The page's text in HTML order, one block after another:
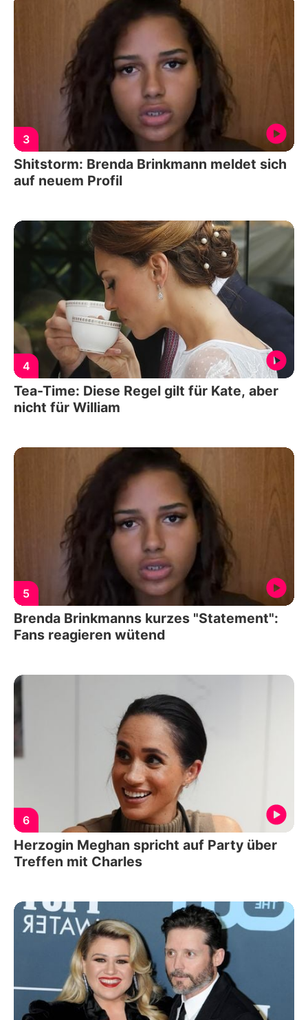
3
Shitstorm: Brenda Brinkmann meldet sich
auf neuem Profil
4
Tea-Time: Diese Regel gilt für Kate, aber
nicht für William
5
Brenda Brinkmanns kurzes "Statement":
Fans reagieren wütend
6
Herzogin Meghan spricht auf Party über
Treffen mit Charles